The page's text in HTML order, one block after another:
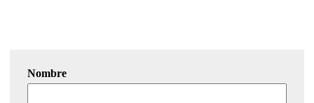
Nombre